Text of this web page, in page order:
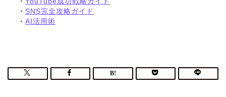
・ SNS完全攻略ガイド
・ AI活用術